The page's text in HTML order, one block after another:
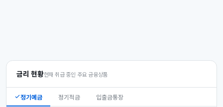
금리 현황현재 취급 중인 주요 금융상품
정기예금 정기적금 입출금통장